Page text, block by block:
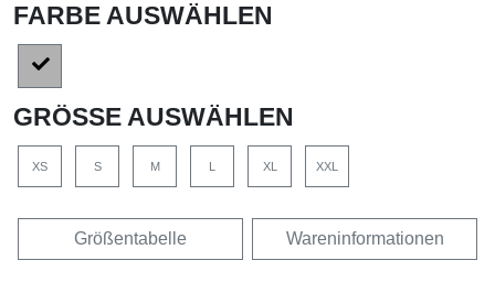
FARBE AUSWÄHLEN
GRÖSSE AUSWÄHLEN
XS S M XL XXL
Größentabelle Wareninformationen